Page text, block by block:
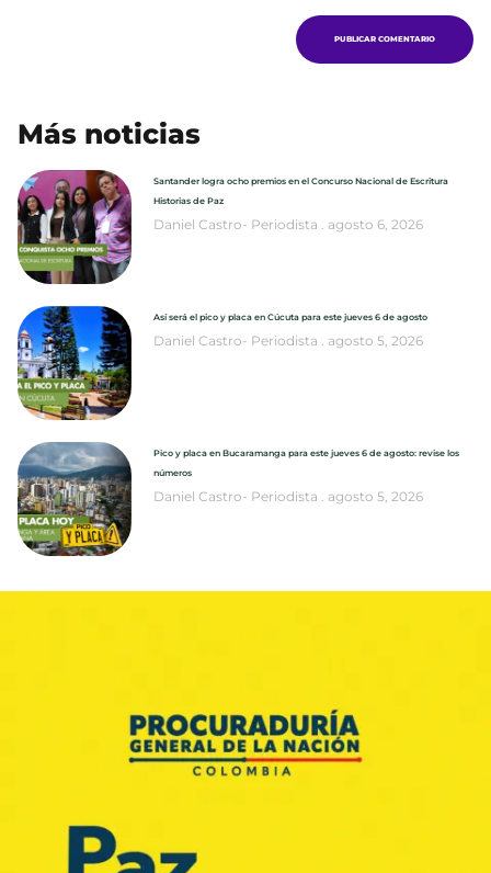
Más noticias
Santander logra ocho premios en el Concurso Nacional de Escritura
Historias de Paz
Daniel Castro- Periodista agosto 6, 2026
Así será el pico y placa en Cúcuta para este jueves 6 de agosto
Daniel Castro- Periodista agosto 5, 2026
Pico y placa en Bucaramanga para este jueves 6 de agosto: revise los
números
Daniel Castro- Periodista agosto 5, 2026